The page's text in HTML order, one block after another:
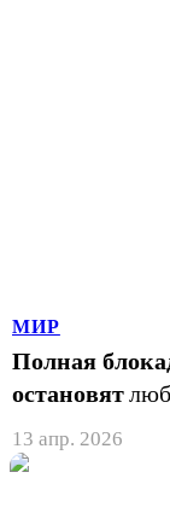
МИР
Полная
остановят
13 апр. 2026